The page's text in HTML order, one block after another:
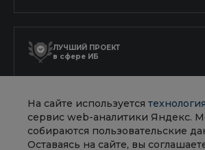
ЛУЧШИЙ ПРОЕКТ
в сфере ИБ
АККРЕДИТОВАННАЯ
ИТ-КОМПАНИЯ
На сайте используется
сервис web-аналитики Яндекс.
собираются пользовательские
Оставаясь на сайте, вы